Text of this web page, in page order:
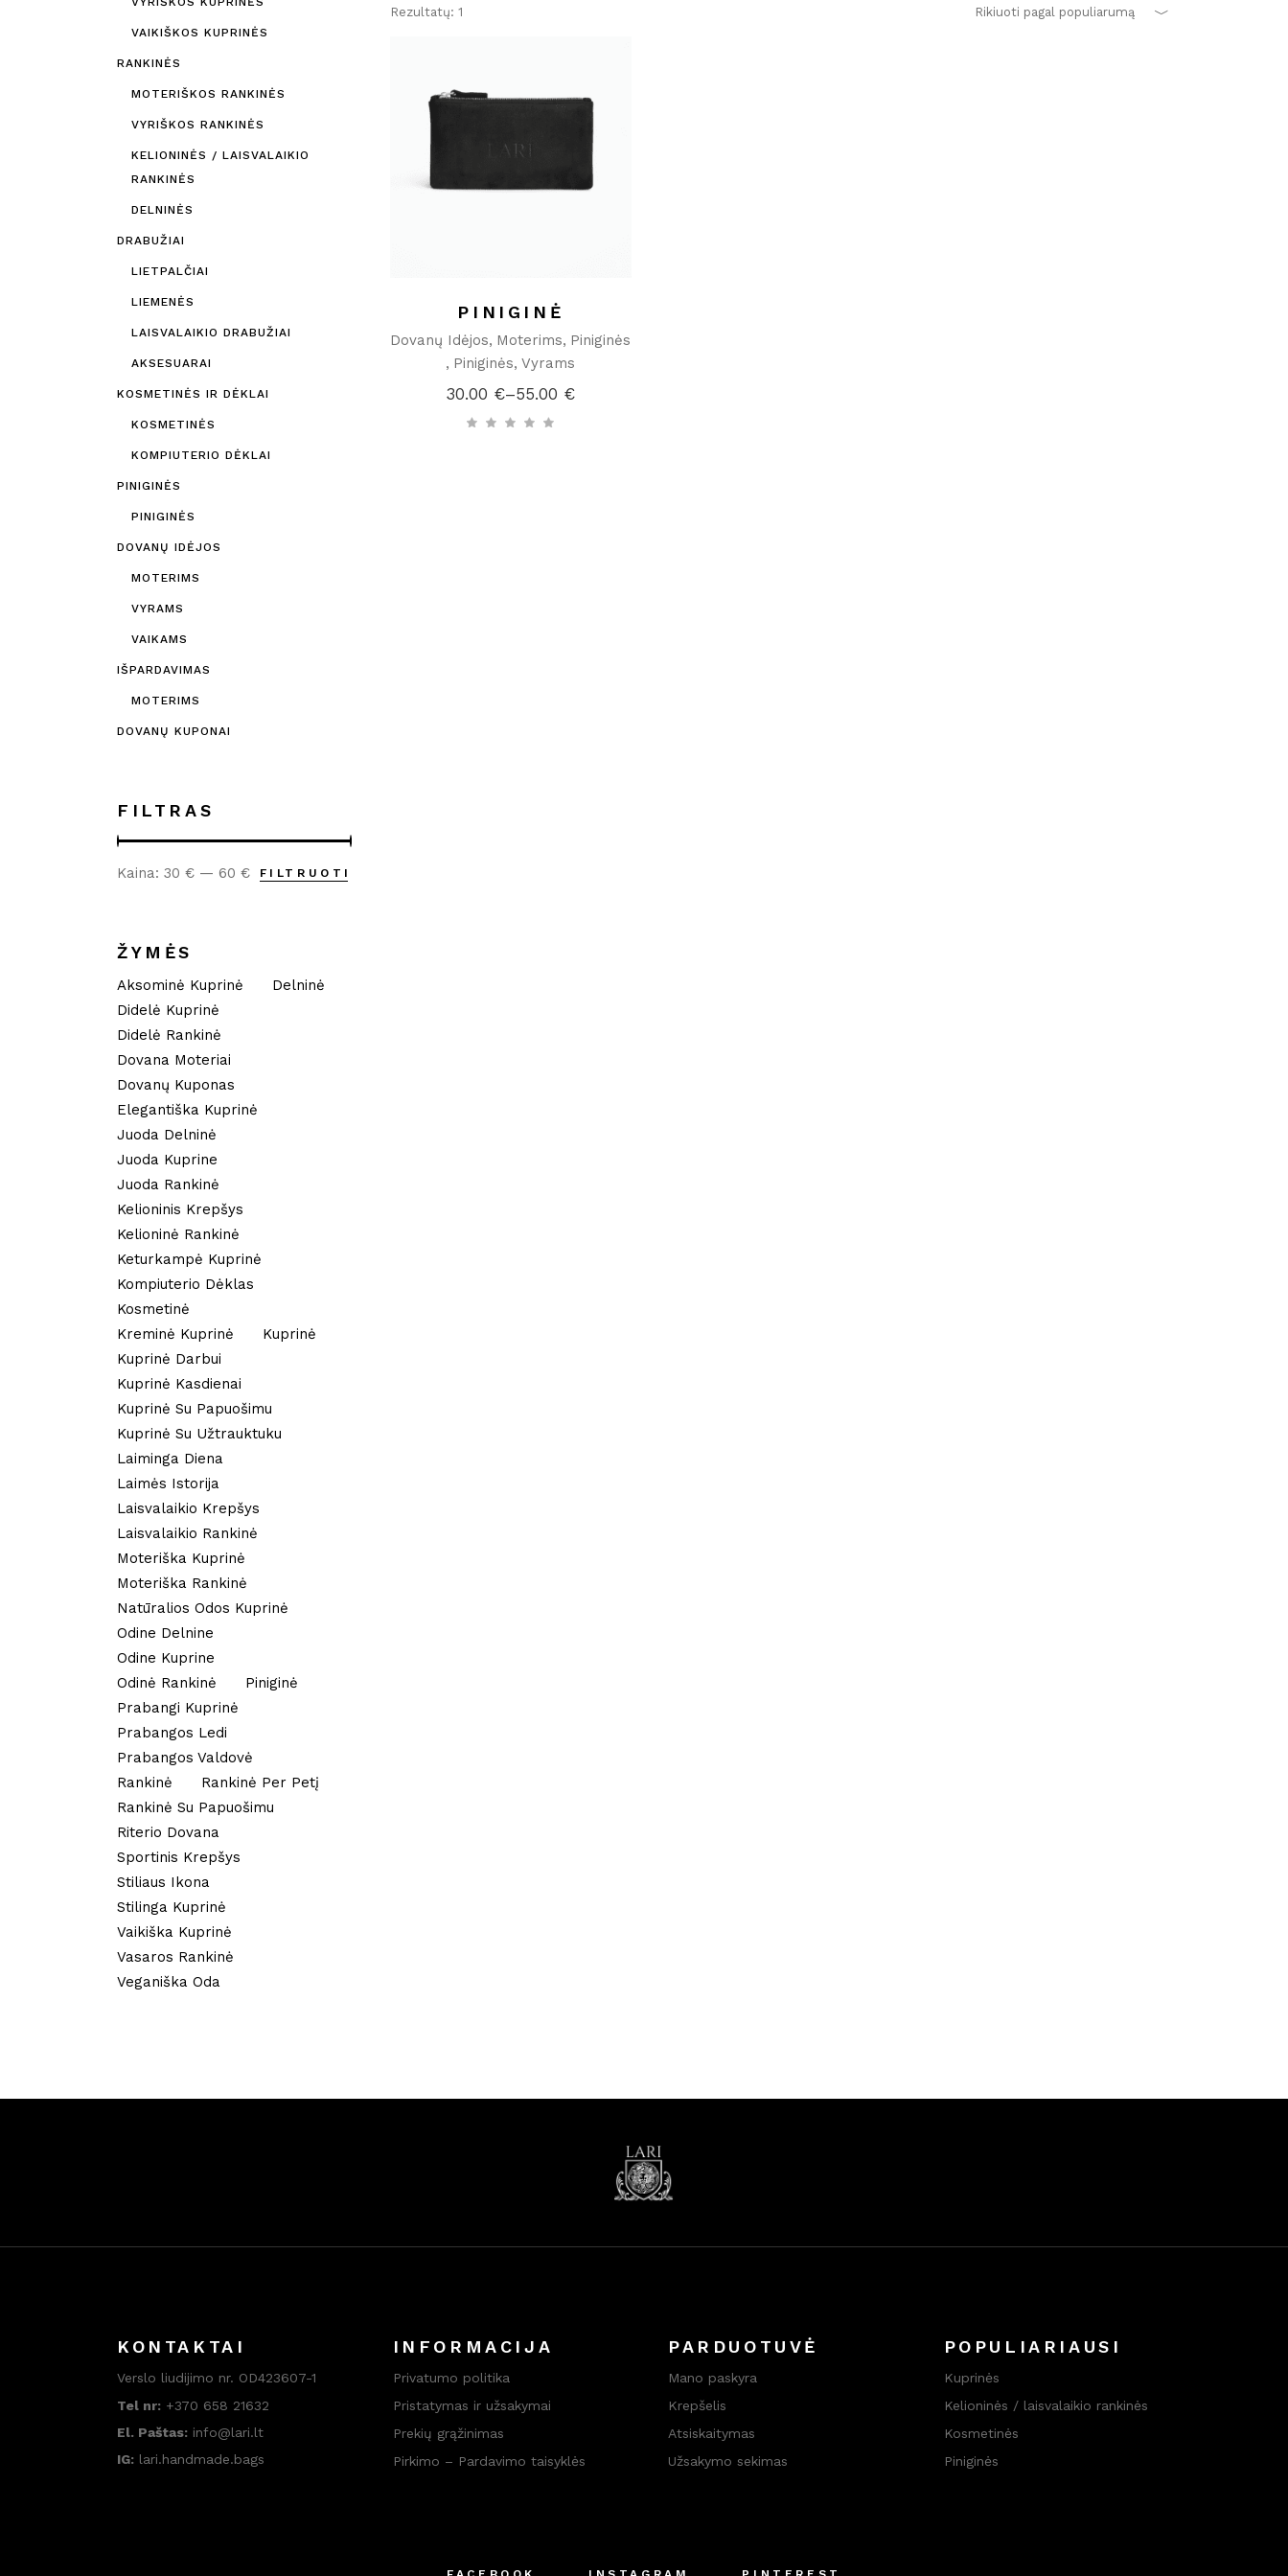
Rezultatų: 1 Rikiuoti pagal populiarumą
PINIGINĖ
Dovanų Idėjos Moterims Piniginės
Piniginės Vyrams
30.00 €–55.00 €
Price
range:
30.00 €
VAIKIŠKOS KUPRINĖS
RANKINĖS
MOTERIŠKOS RANKINĖS
VYRIŠKOS RANKINĖS
KELIONINĖS / LAISVALAIKIO
RANKINĖS
DELNINĖS
DRABUŽIAI
LIETPALČIAI
LIEMENĖS
LAISVALAIKIO DRABUŽIAI
AKSESUARAI
KOSMETINĖS IR DĖKLAI
KOSMETINĖS
KOMPIUTERIO DĖKLAI
PINIGINĖS
PINIGINĖS
DOVANŲ IDĖJOS
MOTERIMS
VYRAMS
VAIKAMS
IŠPARDAVIMAS
MOTERIMS
DOVANŲ KUPONAI
FILTRAS
FILTRUOTI
Kaina: 30 € — 60 €
ŽYMĖS
Aksominė Kuprinė
Delninė
Didelė Kuprinė
Didelė Rankinė
Dovana Moteriai
Dovanų Kuponas
Elegantiška Kuprinė
Juoda Delninė
Juoda Kuprine
Juoda Rankinė
Kelioninis Krepšys
Kelioninė Rankinė
Keturkampė Kuprinė
Kompiuterio Dėklas
Kosmetinė
Kreminė Kuprinė
Kuprinė
Kuprinė Darbui
Kuprinė Kasdienai
Kuprinė Su Papuošimu
Kuprinė Su Užtrauktuku
Laiminga Diena
Laimės Istorija
Laisvalaikio Krepšys
Laisvalaikio Rankinė
Moteriška Kuprinė
Moteriška Rankinė
Natūralios Odos Kuprinė
Odine Delnine
Odine Kuprine
Odinė Rankinė
Piniginė
Prabangi Kuprinė
Prabangos Ledi
Prabangos Valdovė
Rankinė
Rankinė Per Petį
Rankinė Su Papuošimu
Riterio Dovana
Sportinis Krepšys
Stiliaus Ikona
Stilinga Kuprinė
Vaikiška Kuprinė
Vasaros Rankinė
Veganiška Oda
KONTAKTAI
Verslo liudijimo nr. OD423607-1
Tel nr: +370 658 21632
El. Paštas: info@lari.lt
IG: lari.handmade.bags
INFORMACIJA
Privatumo politika
Pristatymas ir užsakymai
Prekių grąžinimas
Pirkimo – Pardavimo taisyklės
PARDUOTUVĖ
Mano paskyra
Krepšelis
Atsiskaitymas
Užsakymo sekimas
POPULIARIAUSI
Kuprinės
Kelioninės / laisvalaikio rankinės
Kosmetinės
Piniginės